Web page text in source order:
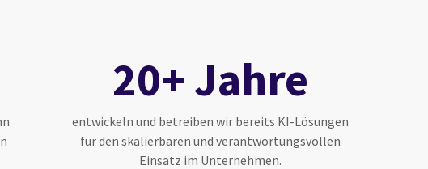
20+ Jahre
entwickeln und betreiben wir bereits KI-Lösungen
für den skalierbaren und verantwortungsvollen
Einsatz im Unternehmen.